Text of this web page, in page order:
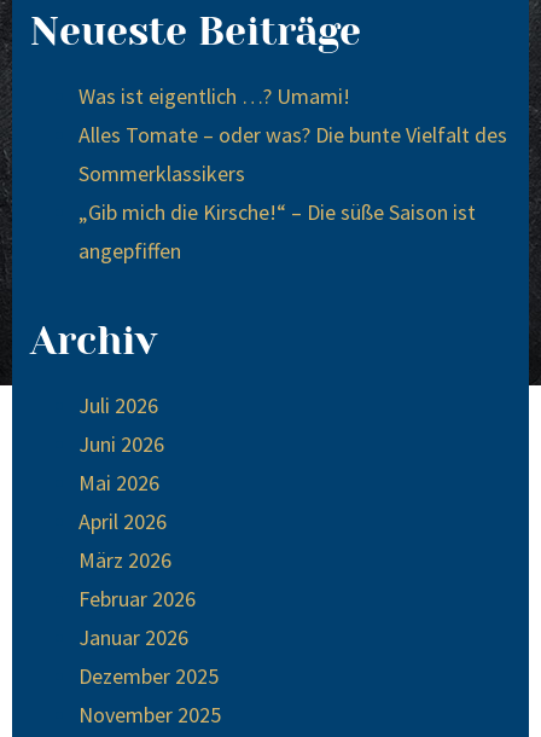
Neueste Beiträge
Was ist eigentlich …? Umami!
Alles Tomate – oder was? Die bunte Vielfalt des
Sommerklassikers
„Gib mich die Kirsche!“ – Die süße Saison ist
angepfiffen
Archiv
Juli 2026
Juni 2026
Mai 2026
April 2026
März 2026
Februar 2026
Januar 2026
Dezember 2025
November 2025